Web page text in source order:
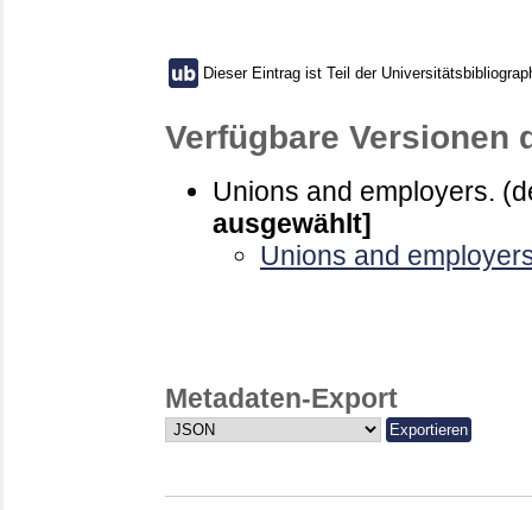
Dieser Eintrag ist Teil der
Verfügbare Versionen
Unions and employers.
ausgewählt]
Unions and
Metadaten-Export